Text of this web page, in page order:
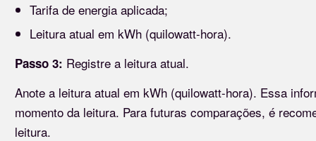
Tarifa de energia aplicada;
Leitura atual em kWh (quilowatt-hora).
Passo 3: Registre a leitura atual.
Anote a leitura atual em kWh (quilowatt-hora). Essa
momento da leitura. Para futuras comparações, é
leitura.